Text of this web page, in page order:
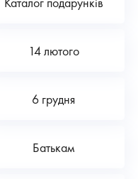
14 лютого
6 грудня
Батькам